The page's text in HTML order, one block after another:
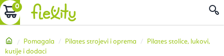
Preskoči
na
KOŠARICA
Početna
Pomagala Pilates strojevi i oprema
Pilates stolice, lukovi,
kutije i dodaci